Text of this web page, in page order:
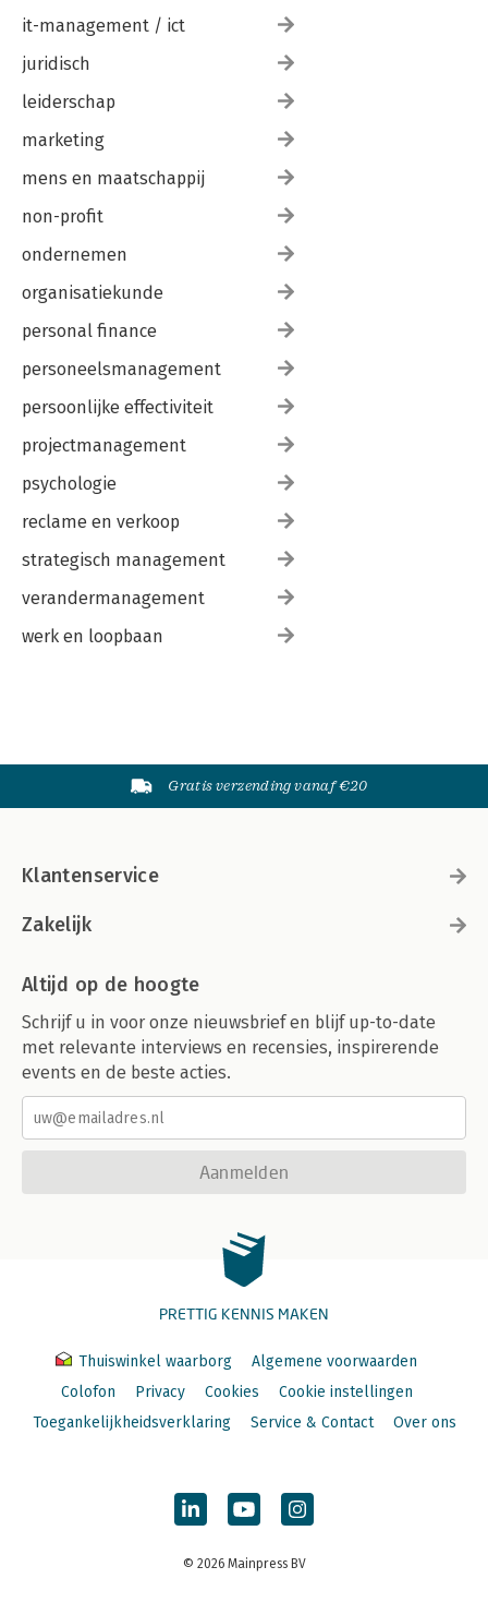
it-management / ict
juridisch
leiderschap
marketing
mens en maatschappij
non-profit
ondernemen
organisatiekunde
personal finance
personeelsmanagement
persoonlijke effectiviteit
projectmanagement
psychologie
reclame en verkoop
strategisch management
verandermanagement
werk en loopbaan
Gratis verzending vanaf €20
Klantenservice
Zakelijk
Altijd op de hoogte
Schrijf u in voor onze nieuwsbrief en blijf up-to-date
met relevante interviews en recensies, inspirerende
events en de beste acties.
Aanmelden
PRETTIG KENNIS MAKEN
Thuiswinkel waarborg
Algemene voorwaarden
Colofon
Privacy Cookies
Cookie instellingen
Toegankelijkheidsverklaring
Service & Contact Over ons
© 2026 Mainpress BV